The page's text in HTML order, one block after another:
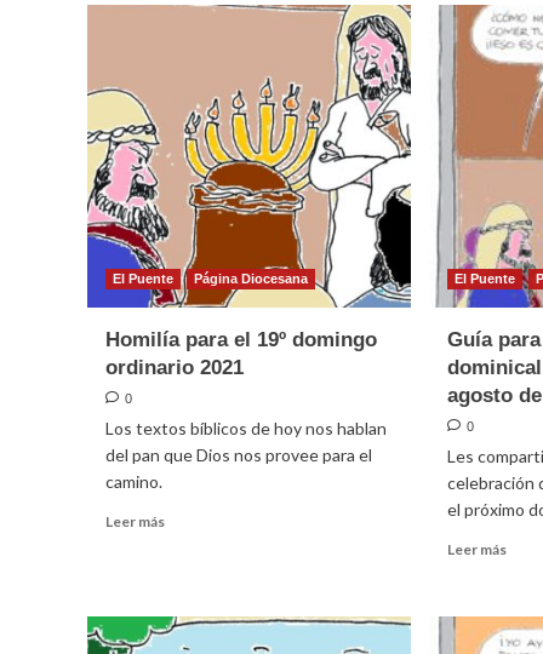
El Puente Página Diocesana
Homilía para el 19º domingo
ordinario 2021
0
Los textos bíblicos de hoy nos hablan
del pan que Dios nos provee para el
camino.
Leer más
el
El Puente
Guía
agosto
0
Les
celebración
el próximo
Leer más
Guía
para